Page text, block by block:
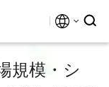
規模・シ